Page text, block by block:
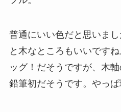
普通にいい色だと思いま
と木なところもいいです
ッグ！だそうですが、木
鉛筆初だそうです。やっぱ